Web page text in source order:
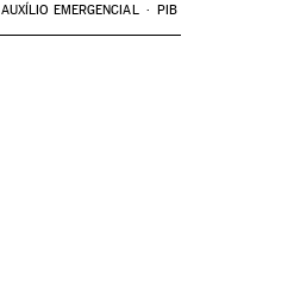
AUXÍLIO EMERGENCIAL PIB